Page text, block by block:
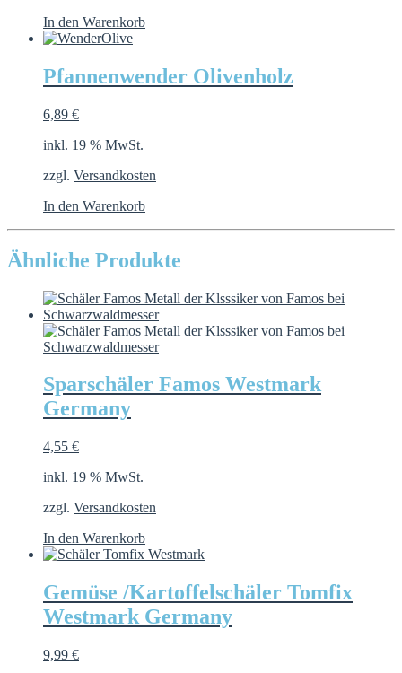
In den Warenkorb
Pfannenwender Olivenholz
6,89 €
inkl. 19 % MwSt.
zzgl. Versandkosten
In den Warenkorb
Ähnliche Produkte
Sparschäler Famos Westmark
Germany
4,55 €
inkl. 19 % MwSt.
zzgl. Versandkosten
In den Warenkorb
Gemüse /Kartoffelschäler Tomfix
Westmark Germany
9,99 €